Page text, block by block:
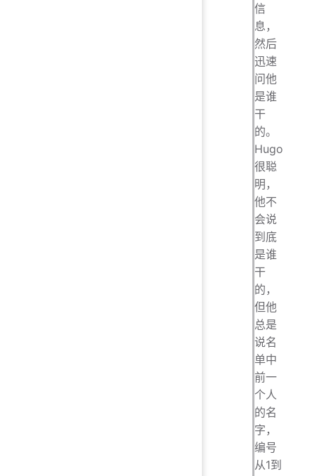
信
息，
然后
迅速
问他
是谁
干
的。
Hugo
很聪
明，
他不
会说
到底
是谁
干
的，
但他
总是
说名
单中
前一
个人
的名
字，
编号
从1到